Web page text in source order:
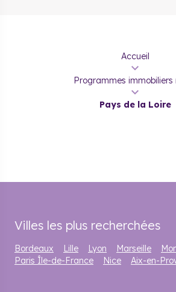
Accueil
Programmes immobiliers
Pays de la Loire
Villes les plus recherchées
Bordeaux Lille Lyon Marseille
Paris Île-de-France
Nice Aix-en-